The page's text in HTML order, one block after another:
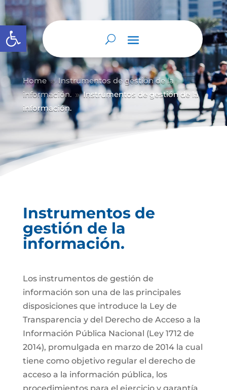
Abrir barra de herramientas
Home 9 Instrumentos de gestión de la
información. 9 Instrumentos de gestión de la
información.
Instrumentos de
gestión de la
información.
Los instrumentos de gestión de
información son una de las principales
disposiciones que introduce la Ley de
Transparencia y del Derecho de Acceso a la
Información Pública Nacional (Ley 1712 de
2014), promulgada en marzo de 2014 la cual
tiene como objetivo regular el derecho de
acceso a la información pública, los